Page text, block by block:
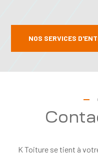
NOS SERVICES
K Toiture se tient à